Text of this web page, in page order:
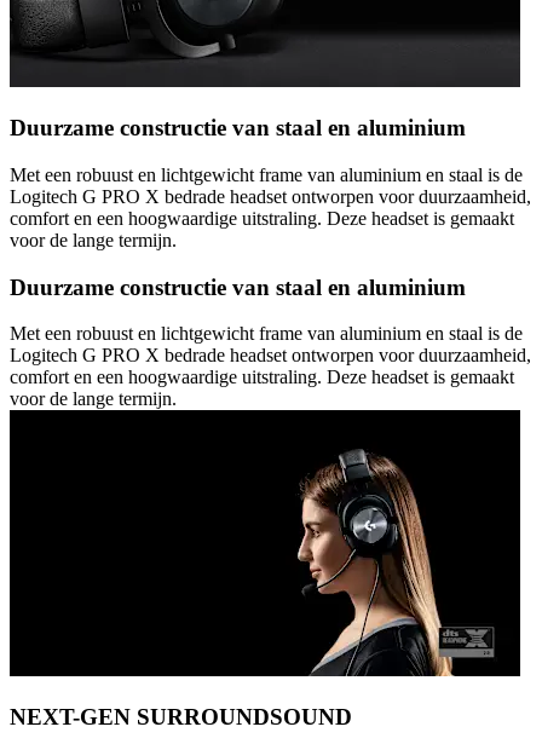
Duurzame constructie van staal en aluminium
Met een robuust en lichtgewicht frame van aluminium en staal is de
Logitech G PRO X bedrade headset ontworpen voor duurzaamheid,
comfort en een hoogwaardige uitstraling. Deze headset is gemaakt
voor de lange termijn.
Duurzame constructie van staal en aluminium
Met een robuust en lichtgewicht frame van aluminium en staal is de
Logitech G PRO X bedrade headset ontworpen voor duurzaamheid,
comfort en een hoogwaardige uitstraling. Deze headset is gemaakt
voor de lange termijn.
NEXT-GEN SURROUNDSOUND